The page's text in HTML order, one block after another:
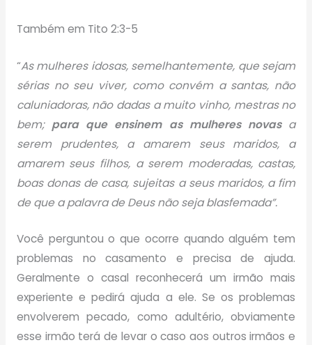
Também em Tito 2:3-5
“As mulheres idosas, semelhantemente, que sejam
sérias no seu viver, como convém a santas, não
caluniadoras, não dadas a muito vinho, mestras no
bem; para que ensinem as mulheres novasa
serem prudentes, a amarem seus maridos, a
amarem seus filhos, a serem moderadas, castas,
boas donas de casa, sujeitas a seus maridos, a fim
de que a palavra de Deus não seja blasfemada”.
Você perguntou o que ocorre quando alguém tem
problemas no casamento e precisa de ajuda.
Geralmente o casal reconhecerá um irmão mais
experiente e pedirá ajuda a ele. Se os problemas
envolverem pecado, como adultério, obviamente
esse irmão terá de levar o caso aos outros irmãos e